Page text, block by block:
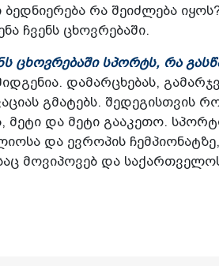
რა შეიძლება
ჩვენს ცხოვრებაში.
ცხოვრებაში სპორტს, რა
დამარცხებას,
გმატებს. შედეგისთვის
მეტი და მეტი გააკეთო.
და ევროპის ჩემპიონატზე,
მოვიპოვებ და საქართველოს